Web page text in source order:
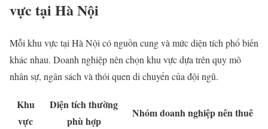
vực tại Hà Nội
Mỗi khu vực tại Hà Nội có nguồn cung và mức diện tích phổ biến
khác nhau. Doanh nghiệp nên chọn khu vực dựa trên quy mô
nhân sự, ngân sách và thói quen di chuyển của đội ngũ.
Khu
vực
Diện tích thường
phù hợp
Nhóm doanh nghiệp nên thuê